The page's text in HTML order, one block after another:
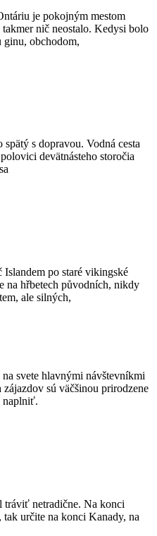
je pokojným mestom
nič neostalo. Kedysi bolo
ginu, obchodom,
s dopravou. Vodná cesta
devätnásteho storočia
po staré vikingské
na hřbetech původních, nikdy
ale silných,
svete hlavnými návštevníkmi
sú väčšinou prirodzene
naplniť.
tráviť netradične. Na konci
určite na konci Kanady, na